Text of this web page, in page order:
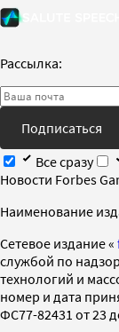
Рассылка:
Подписаться
Все сразу
Новости Forbes
Наименование
Cетевое издание «
службой по
технологий и
номер и дата
ФС77-82431 от 23